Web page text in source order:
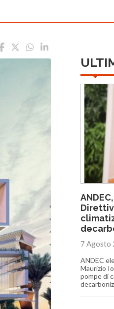
7 Agosto
ANDEC
Maurizio
pompe di